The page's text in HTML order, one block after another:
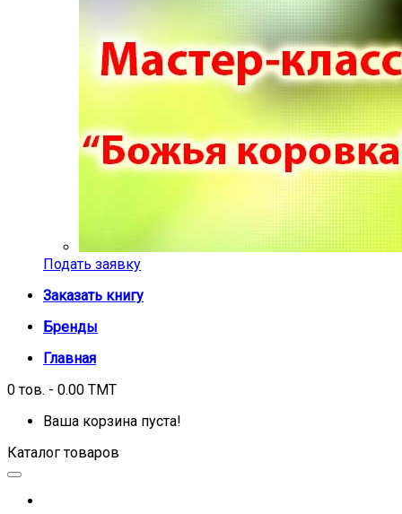
Подать заявку
Заказать книгу
Бренды
Главная
0 тов. - 0.00 TMT
Ваша корзина пуста!
Каталог товаров